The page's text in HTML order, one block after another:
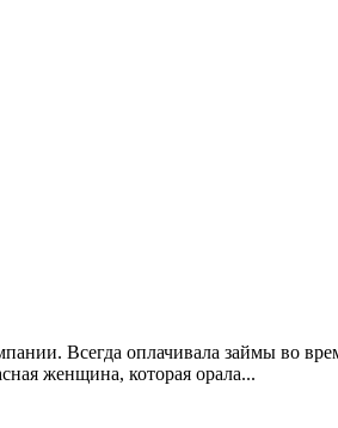
Всегда оплачивала займы во
женщина, которая орала...